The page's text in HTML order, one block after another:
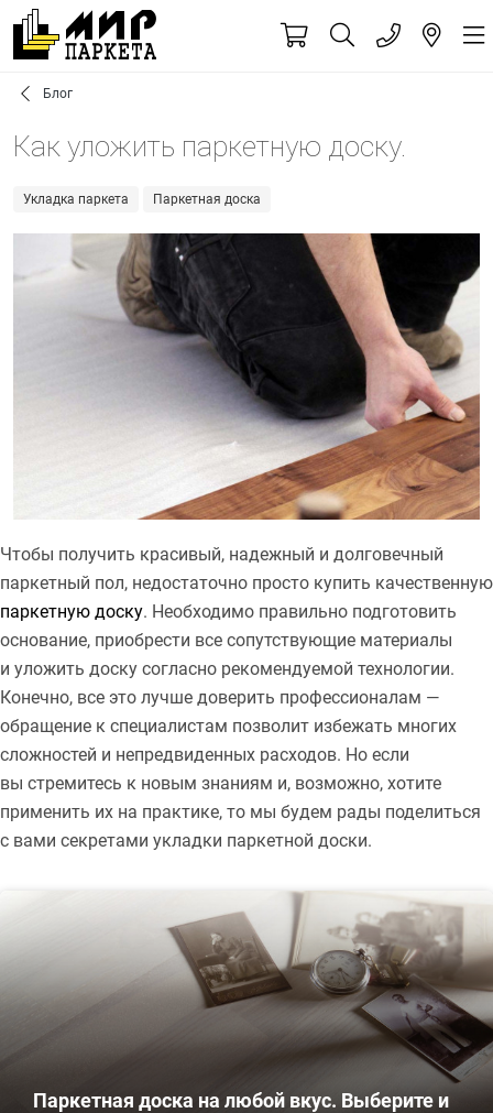
Блог
Как уложить паркетную доску.
Укладка паркета Паркетная доска
Чтобы получить красивый, надежный и долговечный
паркетный пол, недостаточно просто купить качественную
паркетную доску. Необходимо правильно подготовить
основание, приобрести все сопутствующие материалы
и уложить доску согласно рекомендуемой технологии.
Конечно, все это лучше доверить профессионалам —
обращение к специалистам позволит избежать многих
сложностей и непредвиденных расходов. Но если
вы стремитесь к новым знаниям и, возможно, хотите
применить их на практике, то мы будем рады поделиться
с вами секретами укладки паркетной доски.
Паркетная доска на любой вкус. Выберите и